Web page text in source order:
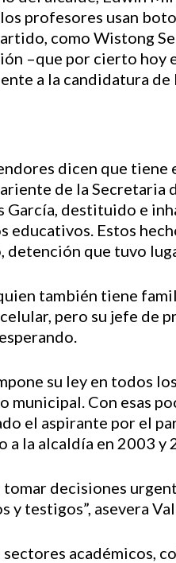
profesores usan
como Wistong
–que por cierto hoy
a la candidatura
dicen que
de la Secretaria
García, destituido e
educativos. Estos
detención que tuvo
también tiene
pero su jefe de
su ley en todos
municipal. Con esas
el aspirante por el
a la alcaldía en 2003 y
tomar decisiones
y testigos”, asevera
sectores académicos,